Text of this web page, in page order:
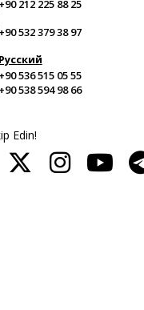
212 225 88 25
532 379 38 97
+90 536 515 05 55
+90 538 594 98 66
Edin!